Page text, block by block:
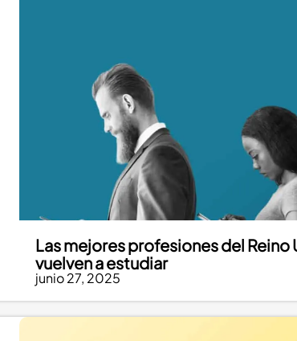
Las mejores profesiones del
vuelven a estudiar
junio 27, 2025